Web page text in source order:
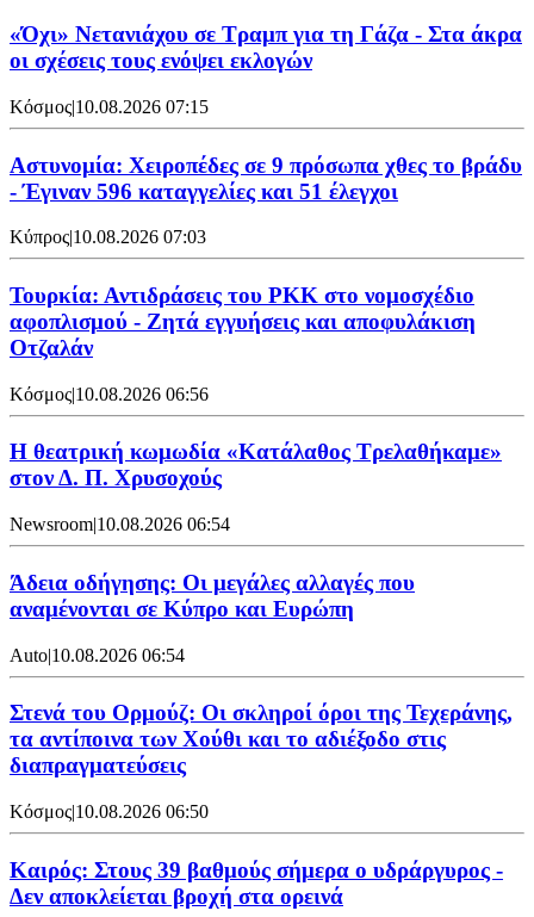
«Όχι» Νετανιάχου σε Τραμπ για τη Γάζα - Στα άκρα
οι σχέσεις τους ενόψει εκλογών
Κόσμος|10.08.2026 07:15
Αστυνομία: Χειροπέδες σε 9 πρόσωπα χθες το βράδυ
- Έγιναν 596 καταγγελίες και 51 έλεγχοι
Κύπρος|10.08.2026 07:03
Τουρκία: Αντιδράσεις του PKK στο νομοσχέδιο
αφοπλισμού - Ζητά εγγυήσεις και αποφυλάκιση
Οτζαλάν
Κόσμος|10.08.2026 06:56
Η θεατρική κωμωδία «Κατάλαθος Τρελαθήκαμε»
στον Δ. Π. Χρυσοχούς
Newsroom|10.08.2026 06:54
Άδεια οδήγησης: Οι μεγάλες αλλαγές που
αναμένονται σε Κύπρο και Ευρώπη
Auto|10.08.2026 06:54
Στενά του Ορμούζ: Οι σκληροί όροι της Τεχεράνης,
τα αντίποινα των Χούθι και το αδιέξοδο στις
διαπραγματεύσεις
Κόσμος|10.08.2026 06:50
Καιρός: Στους 39 βαθμούς σήμερα ο υδράργυρος -
Δεν αποκλείεται βροχή στα ορεινά